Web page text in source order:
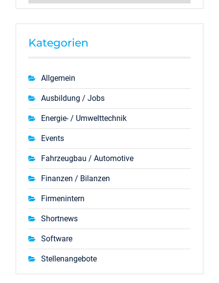
Kategorien
Allgemein
Ausbildung / Jobs
Energie- / Umwelttechnik
Events
Fahrzeugbau / Automotive
Finanzen / Bilanzen
Firmenintern
Shortnews
Software
Stellenangebote